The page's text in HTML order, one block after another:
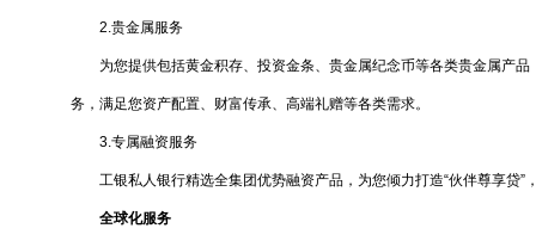
2.贵金属服务
为您提供包括黄金积存、投资金条、贵金属纪念币等各类贵金属产品
务，满足您资产配置、财富传承、高端礼赠等各类需求。
3.专属融资服务
工银私人银行精选全集团优势融资产品，为您倾力打造“伙伴尊享贷”
全球化服务